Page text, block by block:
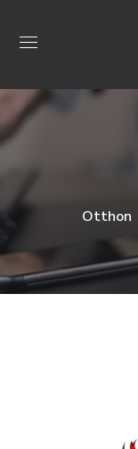
Otthon